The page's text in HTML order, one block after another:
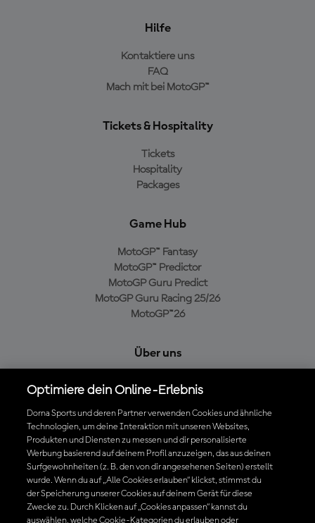
Hilfe
Kontaktiere uns
FAQ
Mach mit bei MotoGP™
Tickets & Hospitality
Tickets
Hospitality
Packages
Game Hub
MotoGP™ Fantasy
MotoGP™ Predictor
MotoGP Guru Predict
MotoGP Guru Racing 25/26
MotoGP™26
Über uns
Cookie-Richtlinien
Geschäftsbedingungen
Datenschutzrichtlinien
Kaufrichtlinie
Die offizielle MotoGP™ App herunterladen
Optimiere dein Online-Erlebnis
Dorna Sports und deren Partner verwenden Cookies und ähnliche
Technologien, um deine Interaktion mit unseren Websites,
Produkten und Diensten zu messen und dir personalisierte
Werbung basierend auf deinem Profil anzuzeigen, das aus deinen
Surfgewohnheiten (z. B. den von dir angesehenen Seiten) erstellt
wurde. Wenn du auf „Alle Cookies erlauben“ klickst, stimmst du
der Speicherung unserer Cookies auf deinem Gerät für diese
Zwecke zu. Durch Klicken auf „Cookies anpassen“ kannst du
auswählen, welche Cookie-Kategorien du erlauben oder